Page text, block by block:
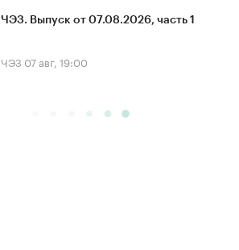
ЧЭЗ. Выпуск от 07.08.2026, часть 1
ЧЭЗ 07 авг, 19:00